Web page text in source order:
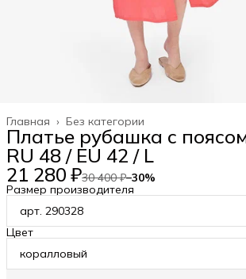
Без категории
Главная ›
Платье рубашка с
RU 48 / EU 42 / L
21 280 ₽30 400 ₽−30%
Размер производителя
арт. 290328
Цвет
коралловый